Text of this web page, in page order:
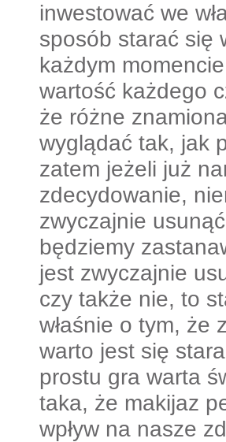
inwestować we
sposób starać się
każdym
wartość każdego
że różne
wyglądać tak, jak
zatem jeżeli już
zdecydowanie,
zwyczajnie
będziemy
jest zwyczajnie
czy także nie, to
właśnie o tym, że
warto jest się
prostu gra warta
taka, że makijaz
wpływ na nasze